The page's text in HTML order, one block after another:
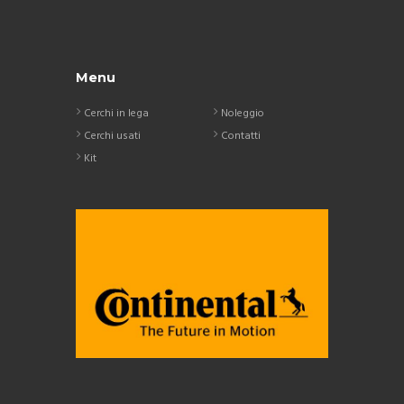
Menu
Cerchi in lega
Cerchi usati
Kit
Noleggio
Contatti